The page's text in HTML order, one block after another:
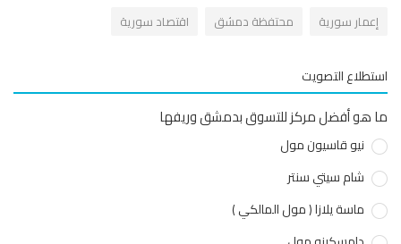
إعمار سورية
محتفظة دمشق اقتصاد سورية
استطلاع التصويت
ما هو أفضل مركز للتسوق بدمشق وريفها
نيو قاسيون مول
شام سيتي سنتر
ماسة يلازا ( مول المالكي )